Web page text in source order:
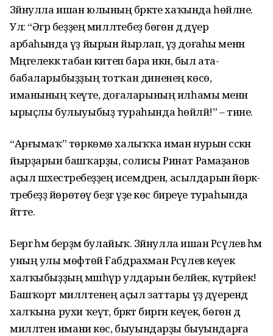
Зәйнулла ишан юлының бәрәкәте хаҡында һөйләне.
Ул: “Әгәр беҙҙең милләтебеҙ бөгөн дә дәүер
арбаһында үҙ йырын йырлап, үҙ доғаһы менән
Мәңгелеккә табан китеп бара икән, был ата-
бабаларыбыҙҙың тотҡан диненең көсө,
иманының ҡеүәте, доғаларының илһамы менән
ырыҫлы булыуыбыҙ тураһында һөйләй!” – тине.
“Арғымаҡ” төркөмө халыҡҡа иман нурын сәскән
йырҙарын башҡарҙы, солисы Ринат Рама­ҙанов
аҫыл шәхестәребеҙҙең исемдәрен, асылдарын йөрәк­
тәребеҙҙә йөрөтөү беҙгә үҙе көс биреүе тураһында
әйтте.
Бергә һәм берҙәм булайыҡ. Зәйнулла ишан Рәсүлев һәм
уның улы мөфтөй Ғабдрахман Рәсүлев кеүек
халҡыбыҙҙың мәшһүр улдарын беләйек, күтә­рәйек!
Башҡорт милләтенең аҫыл заттары үҙ дәүерендә
халҡына рухи ҡеүәт, бәрәкәт бир­гән кеүек, бөгөн дә
мил­ләтенә имани көс, быуындарҙы быуындарға